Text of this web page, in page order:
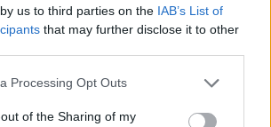
us to third parties on the IAB’s List of
that may further disclose it to other
website/app uses one or more Google
visit or usage behaviour. You may click to
Processing Opt Outs
of the Sharing of my